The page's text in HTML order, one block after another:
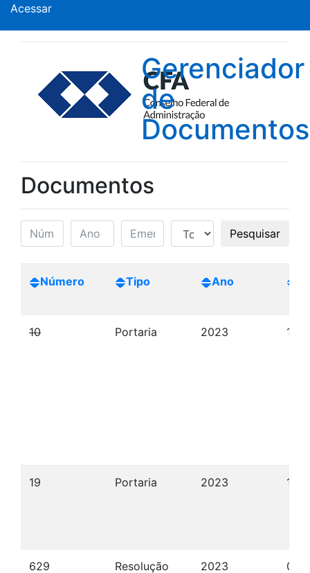
Acessar
Gerenciador
de
Documentos
Documentos
Pesquisar
Número Tipo Ano
10 Portaria 2023 12/
19 Portaria 2023 18/
629
Resolução
2023 08/